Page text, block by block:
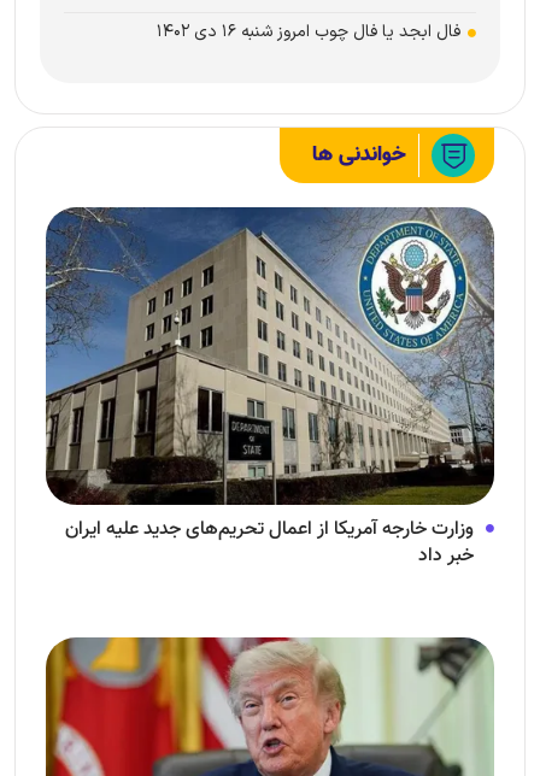
فال ابجد یا فال چوب امروز شنبه ۱۶ دی ۱۴۰۲
خواندنی ها
وزارت خارجه آمریکا از اعمال تحریم‌های جدید علیه ایران
خبر داد